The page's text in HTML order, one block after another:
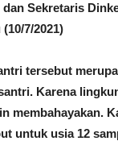
Sekretaris
7/2021)
tersebut
Karena
membahayakan.
untuk usia 12